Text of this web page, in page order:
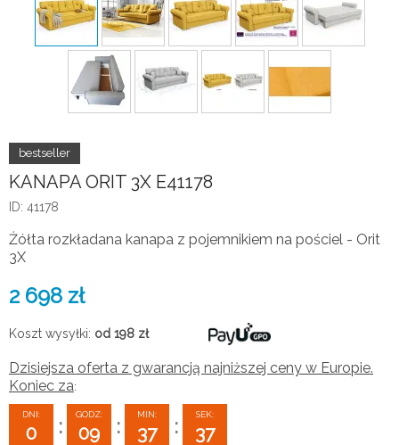
KANAPA ORIT 3X E41178
ID: 41178
Żółta rozkładana kanapa z pojemnikiem na pościel - Orit
3X
2 698 zł
Koszt wysyłki: od 198 zł
Dzisiejsza oferta z gwarancją najniższej ceny w Europie.
Koniec za:
DNI:
0 :
GODZ:
09 :
MIN:
37 :
SEK:
36